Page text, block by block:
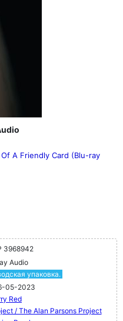
A Friendly Card (Blu-ray
3968942
Audio
упаковка.
05-2023
Red
/ The Alan Parsons Project